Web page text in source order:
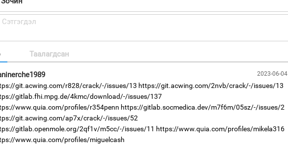
Таалагдсан
2023-06-04
git.acwing.com/r828/crack/-/issues/13 https://git.acwing.com/2nvb/crack/-/issues/13
gitlab.fhi.mpg.de/4kmc/download/-/issues/137
www.quia.com/profiles/r354penn https://gitlab.socmedica.dev/m7f6m/05sz/-/issues/2
git.acwing.com/ap7x/crack/-/issues/52
gitlab.openmole.org/2qf1v/m5cc/-/issues/11 https://www.quia.com/profiles/mikela316
www.quia.com/profiles/miguelcash